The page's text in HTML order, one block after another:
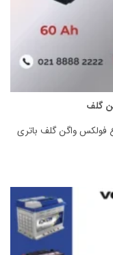
گلف
واگن گلف باتری